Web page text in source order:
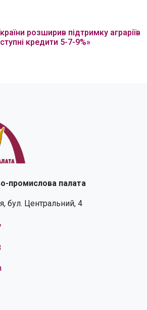
розширив підтримку аграріїв
кредити 5-7-9%»
промислова палата
бул. Центральний, 4